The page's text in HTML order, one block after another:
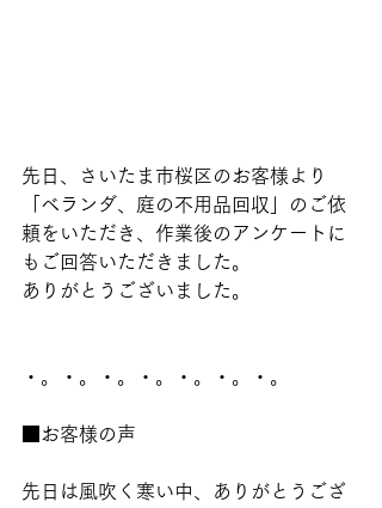
先日、さいたま市桜区のお客様より
「ベランダ、庭の不用品回収」のご依
頼をいただき、作業後のアンケートに
もご回答いただきました。
ありがとうございました。
・。・。・。・。・。・。・。
■お客様の声
先日は風吹く寒い中、ありがとうござ